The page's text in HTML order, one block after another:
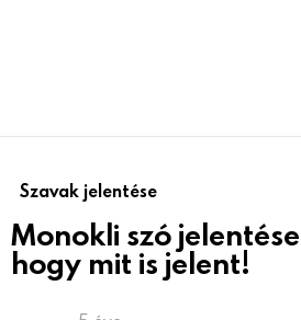
Szavak jelentése
Monokli szó
hogy mit is jelent!